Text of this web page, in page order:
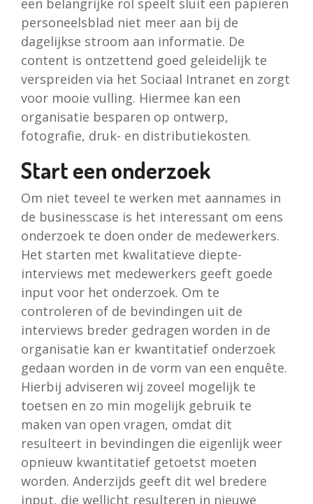
een belangrijke rol speelt sluit een papieren
personeelsblad niet meer aan bij de
dagelijkse stroom aan informatie. De
content is ontzettend goed geleidelijk te
verspreiden via het Sociaal Intranet en zorgt
voor mooie vulling. Hiermee kan een
organisatie besparen op ontwerp,
fotografie, druk- en distributiekosten.
Start een onderzoek
Om niet teveel te werken met aannames in
de businesscase is het interessant om eens
onderzoek te doen onder de medewerkers.
Het starten met kwalitatieve diepte-
interviews met medewerkers geeft goede
input voor het onderzoek. Om te
controleren of de bevindingen uit de
interviews breder gedragen worden in de
organisatie kan er kwantitatief onderzoek
gedaan worden in de vorm van een enquête.
Hierbij adviseren wij zoveel mogelijk te
toetsen en zo min mogelijk gebruik te
maken van open vragen, omdat dit
resulteert in bevindingen die eigenlijk weer
opnieuw kwantitatief getoetst moeten
worden. Anderzijds geeft dit wel bredere
input, die wellicht resulteren in nieuwe